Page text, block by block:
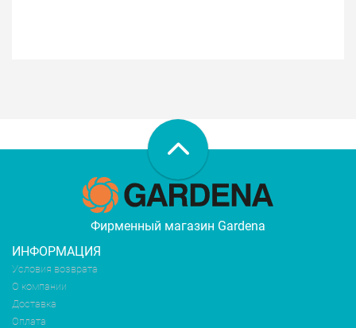
Фирменный магазин Gardena
ИНФОРМАЦИЯ
Условия возврата
О компании
Доставка
Оплата